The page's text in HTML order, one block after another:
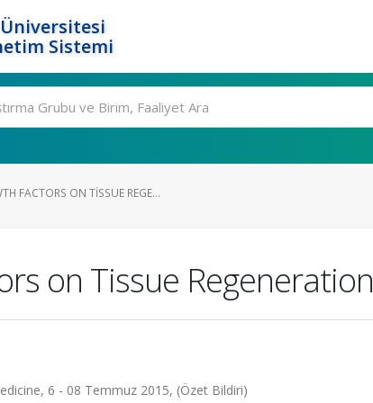
Sistemi
FACTORS ON TISSUE REGE...
on Tissue Regeneration
6 - 08 Temmuz 2015, (Özet Bildiri)